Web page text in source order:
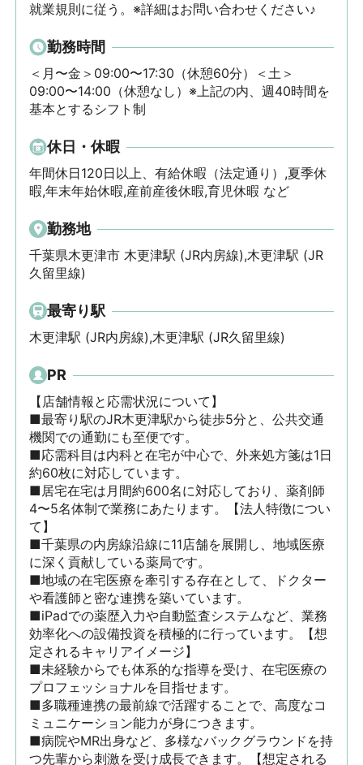
就業規則に従う。※詳細はお問い合わせください♪
勤務時間
＜月〜金＞09:00〜17:30（休憩60分）＜土＞
09:00〜14:00（休憩なし）※上記の内、週40時間を
基本とするシフト制
休日・休暇
年間休日120日以上、有給休暇（法定通り）,夏季休
暇,年末年始休暇,産前産後休暇,育児休暇 など
勤務地
千葉県木更津市 木更津駅 (JR内房線),木更津駅 (JR
久留里線)
最寄り駅
木更津駅 (JR内房線),木更津駅 (JR久留里線)
PR
【店舗情報と応需状況について】
■最寄り駅のJR木更津駅から徒歩5分と、公共交通
機関での通勤にも至便です。
■応需科目は内科と在宅が中心で、外来処方箋は1日
約60枚に対応しています。
■居宅在宅は月間約600名に対応しており、薬剤師
4〜5名体制で業務にあたります。【法人特徴につい
て】
■千葉県の内房線沿線に11店舗を展開し、地域医療
に深く貢献している薬局です。
■地域の在宅医療を牽引する存在として、ドクター
や看護師と密な連携を築いています。
■iPadでの薬歴入力や自動監査システムなど、業務
効率化への設備投資を積極的に行っています。【想
定されるキャリアイメージ】
■未経験からでも体系的な指導を受け、在宅医療の
プロフェッショナルを目指せます。
■多職種連携の最前線で活躍することで、高度なコ
ミュニケーション能力が身につきます。
■病院やMR出身など、多様なバックグラウンドを持
つ先輩から刺激を受け成長できます。【想定される